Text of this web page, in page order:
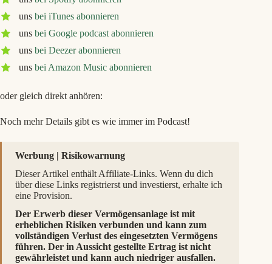
uns bei iTunes abonnieren
uns bei Google podcast abonnieren
uns bei Deezer abonnieren
uns bei Amazon Music abonnieren
oder gleich direkt anhören:
Noch mehr Details gibt es wie immer im Podcast!
Werbung | Risikowarnung
Dieser Artikel enthält Affiliate-Links. Wenn du dich
über diese Links registrierst und investierst, erhalte ich
eine Provision.
Der Erwerb dieser Vermögensanlage ist mit
erheblichen Risiken verbunden und kann zum
vollständigen Verlust des eingesetzten Vermögens
führen. Der in Aussicht gestellte Ertrag ist nicht
gewährleistet und kann auch niedriger ausfallen.